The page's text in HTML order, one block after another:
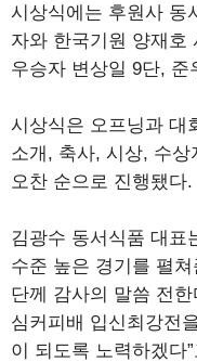
시상식에는 후원사 동
자와 한국기원 양재호
우승자 변상일 9단,
시상식은 오프닝과 대
소개, 축사, 시상, 수
오찬 순으로 진행됐다.
김광수 동서식품 대표
수준 높은 경기를 펼
단께 감사의 말씀 전한
심커피배 입신최강전
이 되도록 노력하겠다